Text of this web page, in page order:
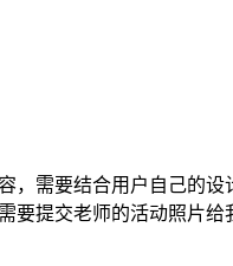
需要结合用户自己的
提交老师的活动照片给